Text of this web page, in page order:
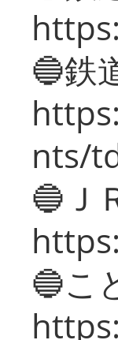
🔵鉄
nts/
🔵Ｊ
🔵こ